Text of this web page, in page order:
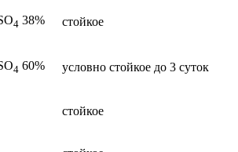
4 38% стойкое
4 60% условно стойкое до 3 суток
стойкое